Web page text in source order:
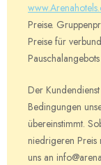
Preise.
Preise für
Der
Bedingungen
übereinstimmt.
niedrigeren Preis
uns an